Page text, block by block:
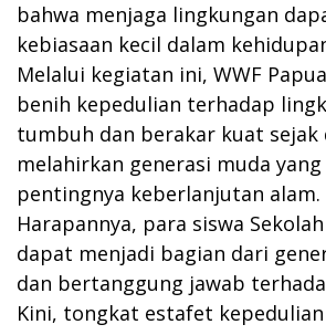
bahwa menjaga lingkungan
kebiasaan kecil dalam
Melalui kegiatan ini, WWF
benih kepedulian terhadap
tumbuh dan berakar kuat sejak
melahirkan generasi muda
pentingnya keberlanjutan alam.
Harapannya, para siswa
dapat menjadi bagian dari
dan bertanggung jawab
Kini, tongkat estafet